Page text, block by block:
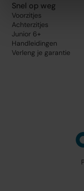
Snel op weg
Voorzitjes
Achterzitjes
Junior 6+
Handleidingen
Verleng je garantie